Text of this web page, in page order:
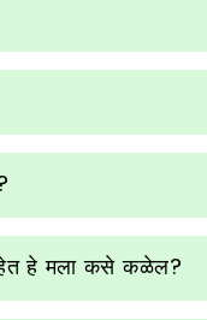
आहेत हे मला कसे कळेल?